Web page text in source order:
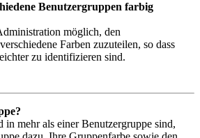
Benutzergruppen farbig
möglich, den
Farben zuzuteilen, so dass
zu identifizieren sind.
in mehr als einer Benutzergruppe sind,